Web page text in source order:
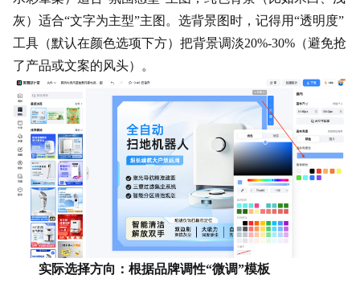
灰）适合“文字为主型”主图。选背景图时，记得用“透明度”
工具（默认在颜色选项下方）把背景调淡20%-30%（避免抢
了产品或文案的风头）。
实际选择方向：根据品牌调性“微调”模板